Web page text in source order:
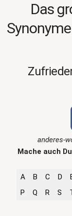
Das
anderes-
Mache auch
A
B C D
P
Q R S